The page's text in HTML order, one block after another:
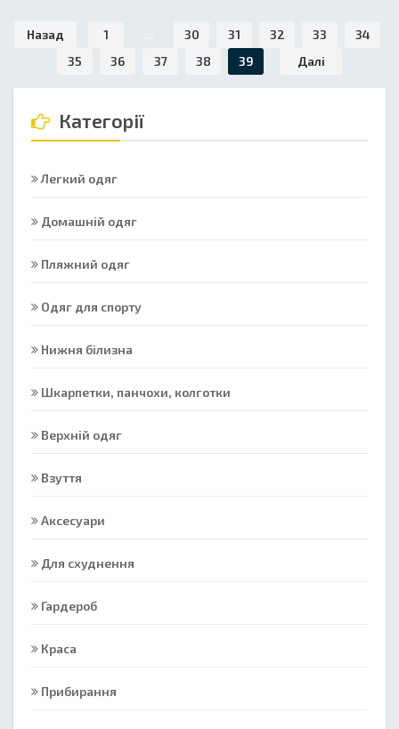
Назад 1 30 31 32 33
34
35
36 37 38 39 Далі
Категорії
Легкий одяг
Домашній одяг
Пляжний одяг
Одяг для спорту
Нижня білизна
Шкарпетки, панчохи, колготки
Верхній одяг
Взуття
Аксесуари
Для схуднення
Гардероб
Краса
Прибирання